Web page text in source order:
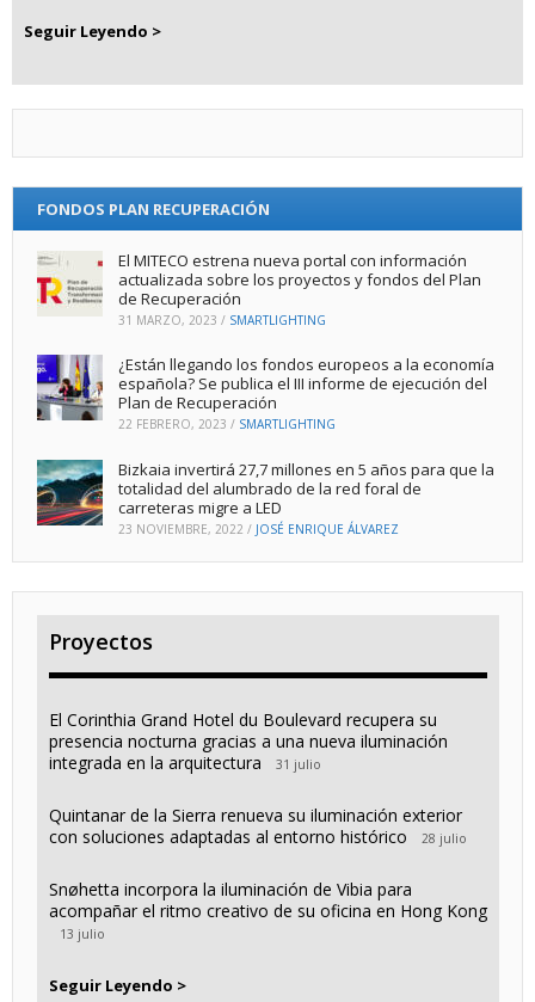
Seguir Leyendo >
FONDOS PLAN RECUPERACIÓN
El MITECO estrena nueva portal con información
actualizada sobre los proyectos y fondos del Plan
de Recuperación
31 MARZO, 2023 / SMARTLIGHTING
¿Están llegando los fondos europeos a la economía
española? Se publica el III informe de ejecución del
Plan de Recuperación
22 FEBRERO, 2023 / SMARTLIGHTING
Bizkaia invertirá 27,7 millones en 5 años para que la
totalidad del alumbrado de la red foral de
carreteras migre a LED
23 NOVIEMBRE, 2022 / JOSÉ ENRIQUE ÁLVAREZ
Proyectos
El Corinthia Grand Hotel du Boulevard recupera su
presencia nocturna gracias a una nueva iluminación
integrada en la arquitectura
31 julio
Quintanar de la Sierra renueva su iluminación exterior
con soluciones adaptadas al entorno histórico
28 julio
Snøhetta incorpora la iluminación de Vibia para
acompañar el ritmo creativo de su oficina en Hong Kong
13 julio
Seguir Leyendo >